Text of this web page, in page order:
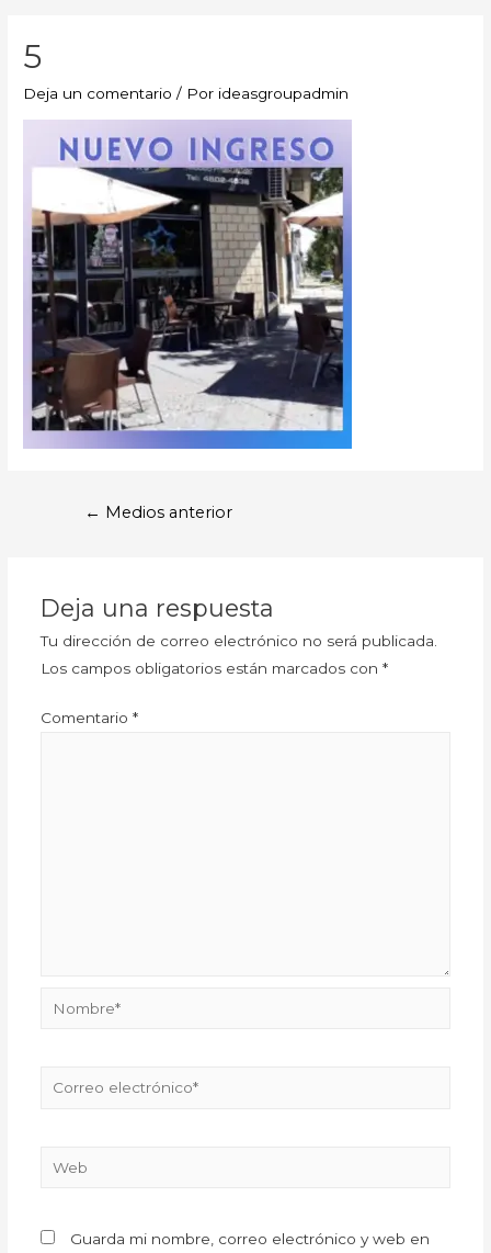
5
Deja un comentario / Por ideasgroupadmin
← Medios anterior
Deja una respuesta
Tu dirección de correo electrónico no será publicada.
Los campos obligatorios están marcados con *
Comentario *
Guarda mi nombre, correo electrónico y web en